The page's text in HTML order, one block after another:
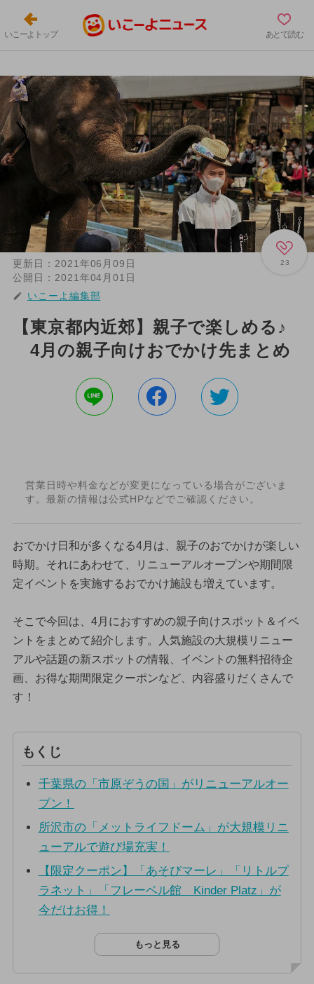
いこーよトップ あとで読む
23
更新日： 2021年06月09日
公開日： 2021年04月01日
いこーよ編集部
【東京都内近郊】親子で楽しめる♪
4月の親子向けおでかけ先まとめ
営業日時や料金などが変更になっている場合がございま
す。最新の情報は公式HPなどでご確認ください。
おでかけ日和が多くなる4月は、親子のおでかけが楽しい
時期。それにあわせて、リニューアルオープンや期間限
定イベントを実施するおでかけ施設も増えています。
そこで今回は、4月におすすめの親子向けスポット＆イベ
ントをまとめて紹介します。人気施設の大規模リニュー
アルや話題の新スポットの情報、イベントの無料招待企
画、お得な期間限定クーポンなど、内容盛りだくさんで
す！
もくじ
千葉県の「市原ぞうの国」がリニューアルオー
プン！
所沢市の「メットライフドーム」が大規模リニ
ューアルで遊び場充実！
【限定クーポン】「あそびマーレ」「リトルプ
ラネット」「フレーベル館 Kinder Platz」が
今だけお得！
もっと見る